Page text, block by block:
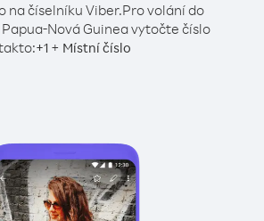
na číselníku Viber.Pro volání do
Nová Guinea vytočte číslo
+1+ Místní číslo